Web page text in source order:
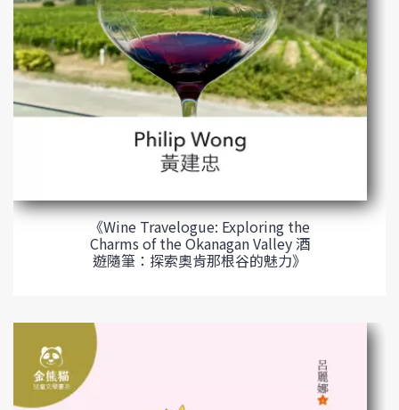
《Wine Travelogue: Exploring the
Charms of the Okanagan Valley 酒
遊隨筆：探索奧肯那根谷的魅力》